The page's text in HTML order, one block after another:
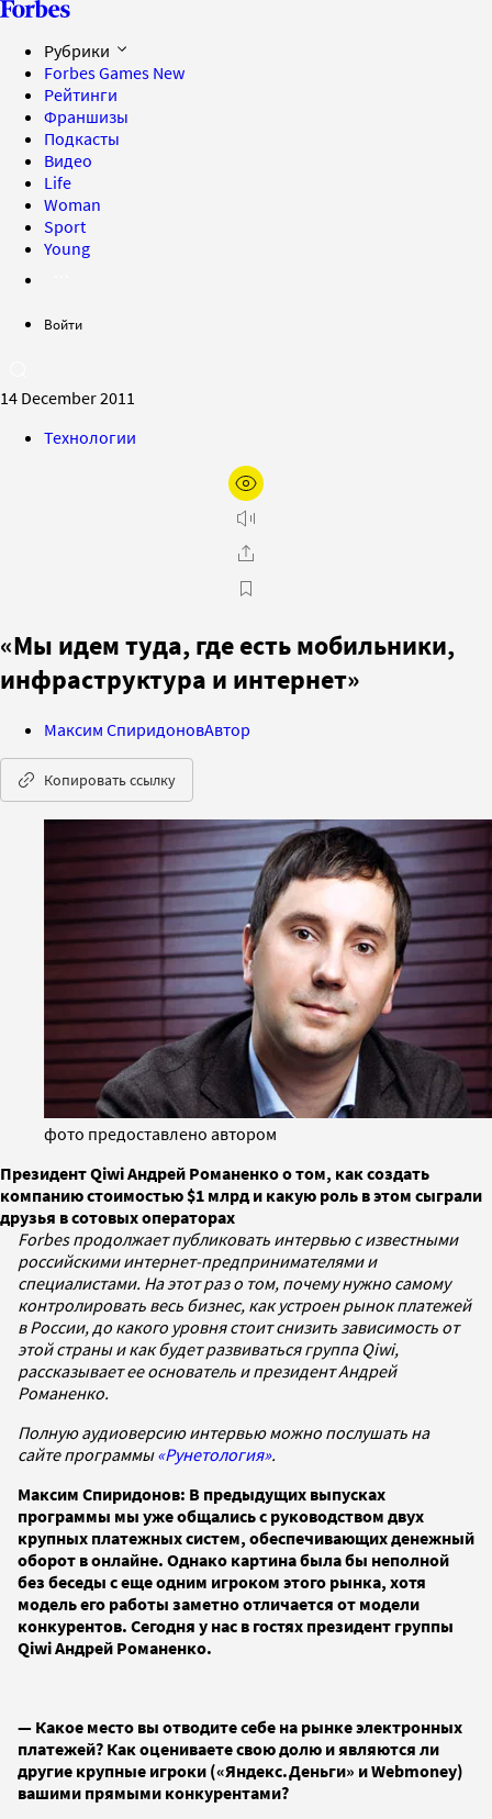
Рубрики
Forbes Games New
Рейтинги
Франшизы
Подкасты
Видео
Life
Woman
Sport
Young
Войти
14 December 2011
Технологии
«Мы идем туда, где есть мобильники,
инфраструктура и интернет»
Максим СпиридоновАвтор
Копировать ссылку
фото предоставлено автором
Президент Qiwi Андрей Романенко о том, как создать
компанию стоимостью $1 млрд и какую роль в этом сыграли
друзья в сотовых операторах
Forbes продолжает публиковать интервью с известными
российскими интернет-предпринимателями и
специалистами. На этот раз о том, почему нужно самому
контролировать весь бизнес, как устроен рынок платежей
в России, до какого уровня стоит снизить зависимость от
этой страны и как будет развиватьсягруппа Qiwi,
рассказывает ее основатель и президент Андрей
Романенко.
Полную аудиоверсию интервью можно послушать на
сайте программы«Рунетология».
Максим Спиридонов: В предыдущих выпусках
программы мы уже общались с руководством двух
крупных платежных систем, обеспечивающих денежный
оборот в онлайне. Однако картина была бы неполной
без беседы с еще одним игроком этого рынка, хотя
модель его работы заметно отличается от модели
конкурентов. Сегодня у нас в гостях президент группы
Qiwi Андрей Романенко.
— Какое место вы отводите себе на рынке электронных
платежей? Как оцениваете свою долю и являются ли
другие крупные игроки («Яндекс.Деньги» иWebmoney)
вашими прямыми конкурентами?